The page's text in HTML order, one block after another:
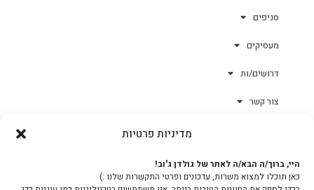
מדיניות פרטיות
היי, ברוך/ה הבא/ה לאתר של גולדן ג'וב!
כאן תוכלו למצוא משרות, עדכונים ופרטי התקשרות שלנו :)
סניפים
מעסיקים
דרושים/ות
צור קשר
צוות